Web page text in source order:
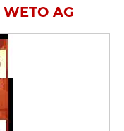
WETO AG